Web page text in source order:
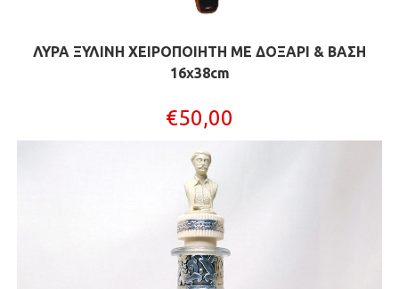
ΛΥΡΑ ΞΥΛΙΝΗ ΧΕΙΡΟΠΟΙΗΤΗ ΜΕ ΔΟΞΑΡΙ & ΒΑΣΗ
16x38cm
€50,00